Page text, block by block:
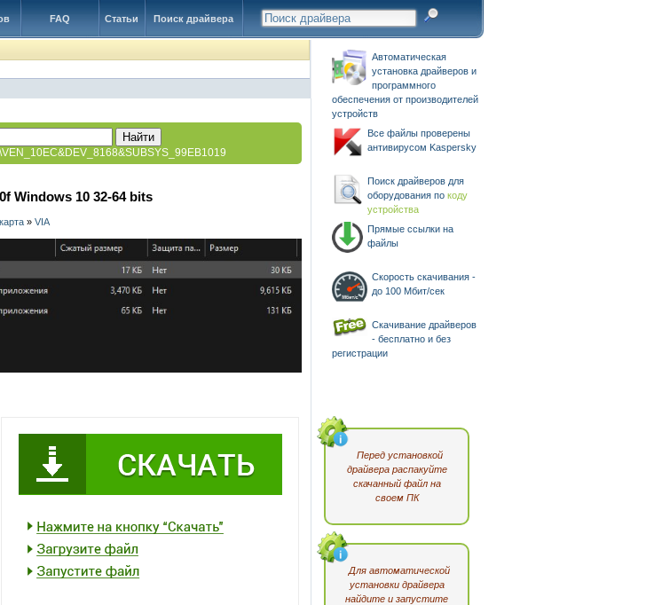
Поиск драйвера
Статьи
FAQ
Автоматическая
установка драйверов и
программного
обеспечения от производителей
устройств
Все файлы проверены
антивирусом Kaspersky
Поиск драйверов для
оборудования по коду
устройства
Прямые ссылки на
файлы
Скорость скачивания -
до 100 Мбит/сек
Скачивание драйверов
- бесплатно и без
регистрации
Перед установкой
драйвера распакуйте
скачанный файл на
своем ПК
Для автоматической
установки драйвера
найдите и запустите
Windows 10 32-64 bits
» VIA